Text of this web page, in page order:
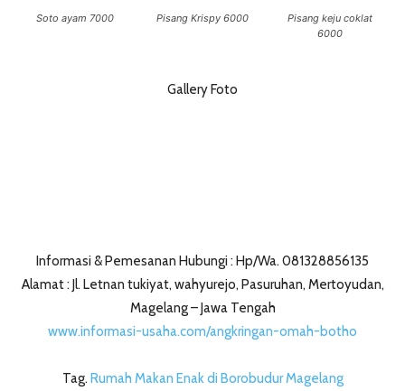
Soto ayam 7000 Pisang Krispy 6000
Pisang keju coklat
6000
Gallery Foto
Informasi & Pemesanan Hubungi : Hp/Wa. 081328856135
Alamat : Jl. Letnan tukiyat, wahyurejo, Pasuruhan, Mertoyudan,
Magelang – Jawa Tengah
www.informasi-usaha.com/angkringan-omah-botho
Tag. Rumah Makan Enak di Borobudur Magelang